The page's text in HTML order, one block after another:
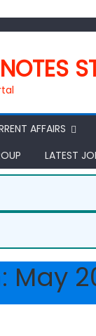
AFFAIRS
LATEST
May